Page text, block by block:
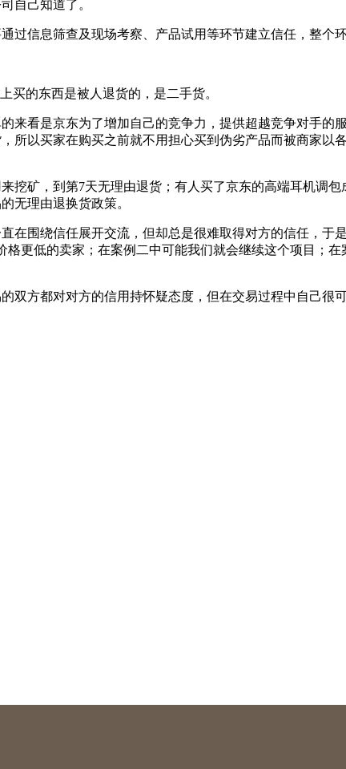
自己知道了。
过信息筛查及现场考察、产品试用等环节建立信任，整个
买的东西是被人退货的，是二手货。
来看是京东为了增加自己的竞争力，提供超越竞争对手
所以买家在购买之前就不用担心买到伪劣产品而被商家
挖矿，到第7天无理由退货；有人买了京东的高端耳机调
无理由退换货政策。
在围绕信任展开交流，但却总是很难取得对方的信任，
更低的卖家；在案例二中可能我们就会继续这个项目；
双方都对对方的信用持怀疑态度，但在交易过程中自己很可